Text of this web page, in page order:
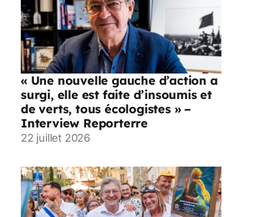
« Une nouvelle gauche d’action a
surgi, elle est faite d’insoumis et
de verts, tous écologistes » –
Interview Reporterre
22 juillet 2026